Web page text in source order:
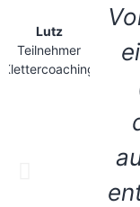
Lutz
Teilnehmer
Klettercoaching